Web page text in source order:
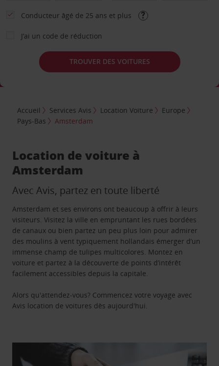
Conducteur âgé de 25 ans et plus
J’ai un code de réduction
TROUVER DES VOITURES
Accueil Services Avis Location Voiture
Europe
Pays-Bas
Amsterdam
Location de voiture à
Amsterdam
Avec Avis, partez en toute liberté
Amsterdam et ses environs ont beaucoup à offrir à leurs
visiteurs. Visitez la ville en empruntant les rues bordées
de canaux ou bien partez un peu plus loin pour admirer
des moulins à vent typiquement hollandais émerger d’un
immense champ de tulipes multicolores. Montez en
voiture et partez à la découverte de points d’intérêt
facilement accessibles depuis la capitale.
Alors qu'attendez-vous? Commencez votre voyage avec
Avis location de voitures dès aujourd'hui.